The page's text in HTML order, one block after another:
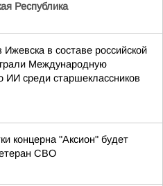
Республика
Ижевска в составе российской
Международную
ИИ среди старшеклассников
концерна "Аксион" будет
СВО